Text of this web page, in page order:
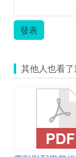
發表
其他人也看